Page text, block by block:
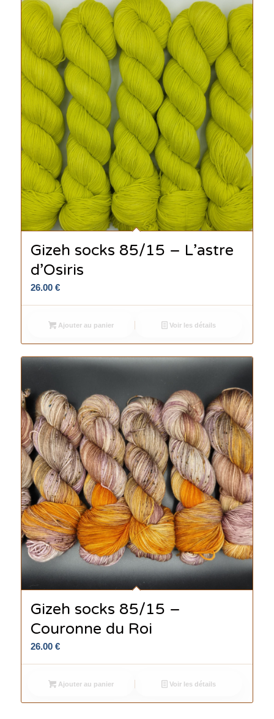
Gizeh socks 85/15 – L’astre
d’Osiris
26.00 €
Ajouter au panier Voir les détails
Gizeh socks 85/15 –
Couronne du Roi
26.00 €
Ajouter au panier Voir les détails